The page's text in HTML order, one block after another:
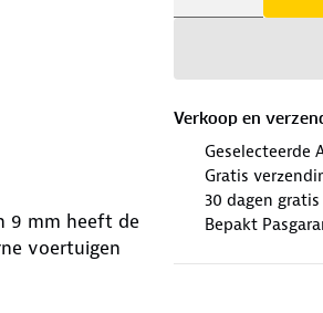
Verkoop en
Geselecteerde
Gratis
30 dagen
Bepakt
9 mm heeft de
voertuigen